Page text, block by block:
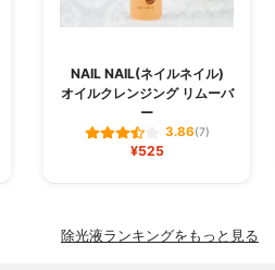
NAIL NAIL(ネイルネイル)
オイルクレンジング リムーバ
ー
3.86(7)
¥525
除光液ランキングをもっと見る